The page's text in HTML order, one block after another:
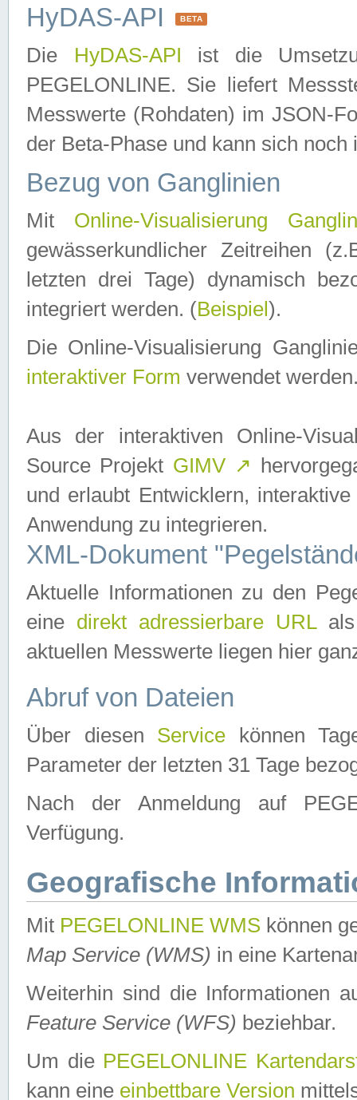
HyDAS-API BETA
Die HyDAS-API ist die
PEGELONLINE. Sie liefert
Messwerte (Rohdaten) im JSON-
der Beta-Phase und kann sich noch
Bezug von Ganglinien
Mit Online-Visualisierung
gewässerkundlicher Zeitreihen
letzten drei Tage) dynamisch
integriert werden. (Beispiel ).
Die Online-Visualisierung
interaktiver Form verwendet
Aus der interaktiven Online-
Source Projekt GIMV ↗
und erlaubt Entwicklern,
Anwendung zu integrieren.
XML-Dokument
Aktuelle Informationen zu den
eine direkt adressierbare URLals
aktuellen Messwerte liegen hier
Abruf von Dateien
Über diesen Service können
Parameter der letzten 31 Tage
Nach der Anmeldung auf
Verfügung.
Geografische
Mit PEGELONLINE WMS können
Map Service (WMS) in eine
Weiterhin sind die Informationen
Feature Service (WFS) beziehbar.
Um die PEGELONLINE
kann eine einbettbare Version